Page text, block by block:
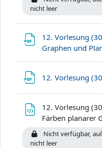
nicht leer
12. Vorlesung
Graphen und
12. Vorlesung
12. Vorlesung
Färben planarer
Nicht verfügbar,
nicht leer